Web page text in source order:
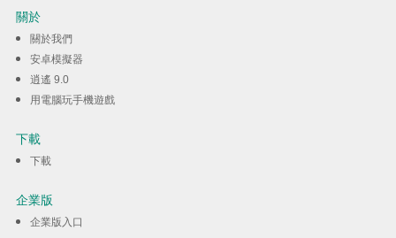
關於
關於我們
安卓模擬器
逍遙 9.0
用電腦玩手機遊戲
下載
下載
企業版
企業版入口